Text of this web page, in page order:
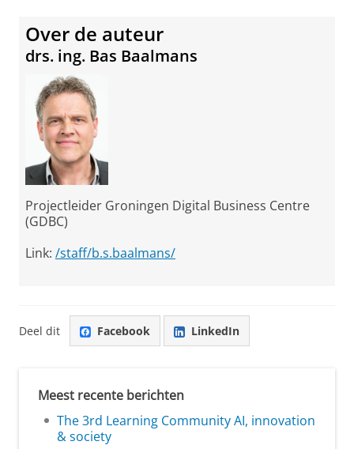
Over de auteur
drs. ing. Bas Baalmans
Projectleider Groningen Digital Business Centre
(GDBC)
Link: /staff/b.s.baalmans/
Deel dit Facebook LinkedIn
Meest recente berichten
The 3rd Learning Community AI, innovation
& society